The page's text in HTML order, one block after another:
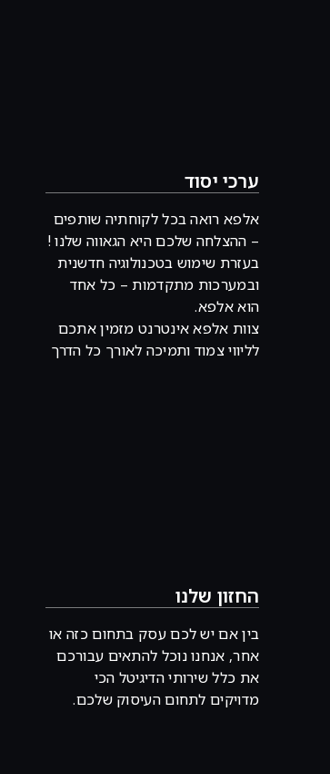
ערכי יסוד
אלפא רואה בכל לקוחתיה שותפים
– ההצלחה שלכם היא הגאווה שלנו !
בעזרת שימוש בטכנולוגיה חדשנית
ובמערכות מתקדמות – כל אחד
הוא אלפא.
צוות אלפא אינטרנט מזמין אתכם
לליווי צמוד ותמיכה לאורך כל הדרך
החזון שלנו
בין אם יש לכם עסק בתחום כזה או
אחר, אנחנו נוכל להתאים עבורכם
את כלל שירותי הדיגיטל הכי
מדויקים לתחום העיסוק שלכם.